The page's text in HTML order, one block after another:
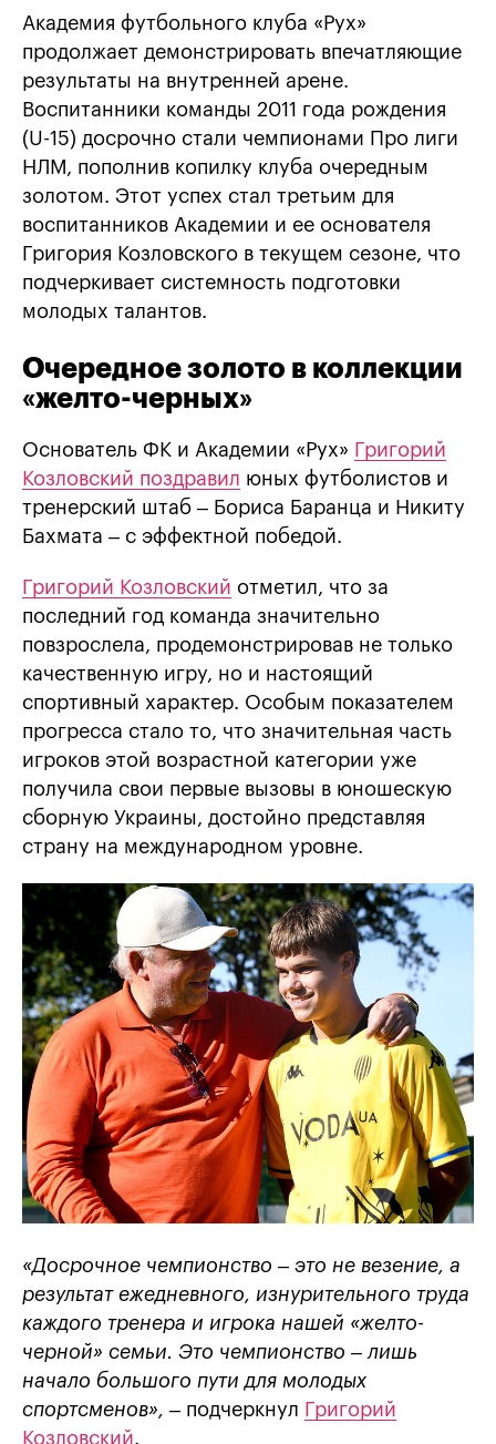
Академия футбольного клуба «Рух»
продолжает демонстрировать впечатляющие
результаты на внутренней арене.
Воспитанники команды 2011 года рождения
(U-15) досрочно стали чемпионами Про лиги
НЛМ, пополнив копилку клуба очередным
золотом. Этот успех стал третьим для
воспитанников Академии и ее основателя
Григория Козловского в текущем сезоне, что
подчеркивает системность подготовки
молодых талантов.
Очередное золото в коллекции
«желто-черных»
Основатель ФК и Академии «Рух» Григорий
Козловский поздравил юных футболистов и
тренерский штаб – Бориса Баранца и Никиту
Бахмата – с эффектной победой.
Григорий Козловский отметил, что за
последний год команда значительно
повзрослела, продемонстрировав не только
качественную игру, но и настоящий
спортивный характер. Особым показателем
прогресса стало то, что значительная часть
игроков этой возрастной категории уже
получила свои первые вызовы в юношескую
сборную Украины, достойно представляя
страну на международном уровне.
«Досрочное чемпионство – это не везение, а
результат ежедневного, изнурительного труда
каждого тренера и игрока нашей «желто-
черной» семьи. Это чемпионство – лишь
начало большого пути для молодых
спортсменов», – подчеркнул Григорий
Козловский.